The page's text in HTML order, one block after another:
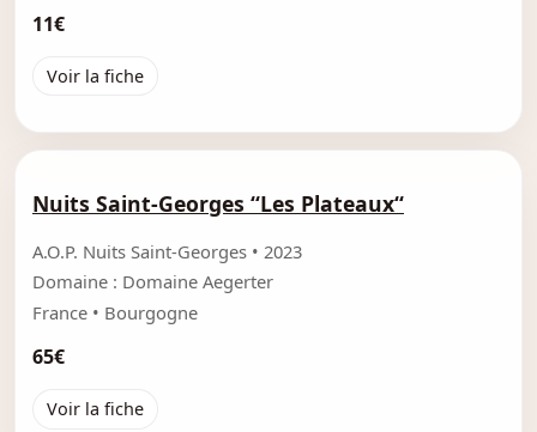
11€
Voir la fiche
Nuits Saint-Georges “Les Plateaux“
A.O.P. Nuits Saint-Georges • 2023
Domaine : Domaine Aegerter
France • Bourgogne
65€
Voir la fiche